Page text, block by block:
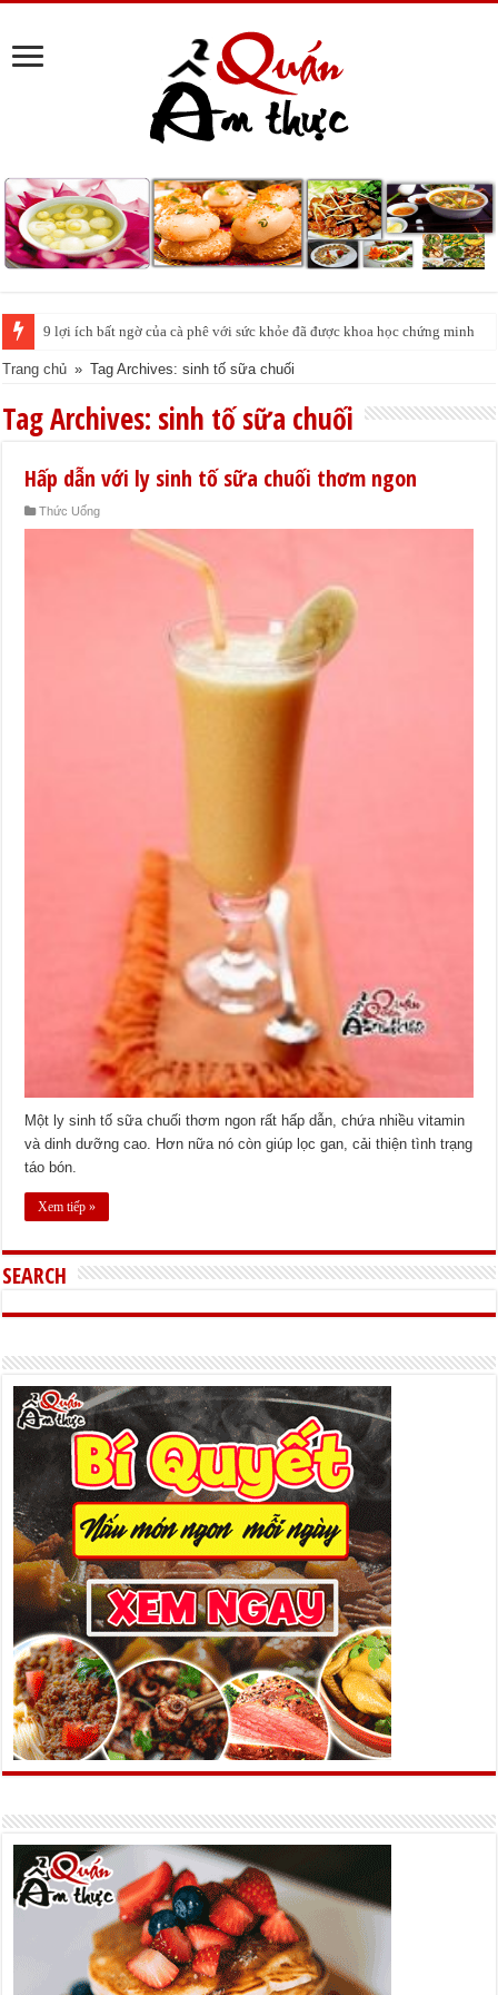
9 lợi ích bất ngờ của cà phê với sức khỏe đã được khoa học chứng minh
Trang chủ » Tag Archives: sinh tố sữa chuối
Tag Archives: sinh tố sữa chuối
Hấp dẫn với ly sinh tố sữa chuối thơm ngon
Thức Uống
Một ly sinh tố sữa chuối thơm ngon rất hấp dẫn, chứa nhiều vitamin
và dinh dưỡng cao. Hơn nữa nó còn giúp lọc gan, cải thiện tình trạng
táo bón.
Xem tiếp »
SEARCH